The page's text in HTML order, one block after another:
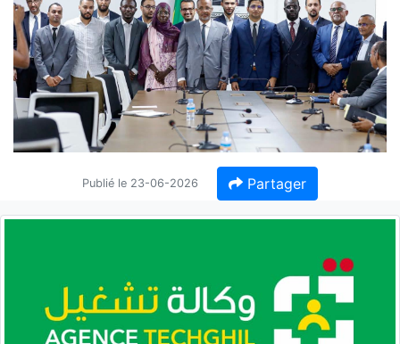
Publié le 23-06-2026 Partager